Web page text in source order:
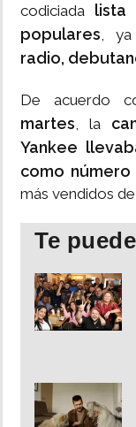
codiciada lista
populares, ya
radio,
De acuerdo
martes, la
Yankee
como número
más vendidos
Te